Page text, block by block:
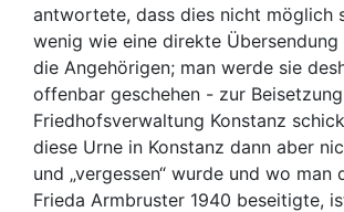
antwortete, dass dies nicht möglich
wenig wie eine direkte Übersendung
die Angehörigen; man werde sie
offenbar geschehen - zur
Friedhofsverwaltung Konstanz
diese Urne in Konstanz dann aber
und „vergessen“ wurde und wo man
Frieda Armbruster 1940 beseitigte,